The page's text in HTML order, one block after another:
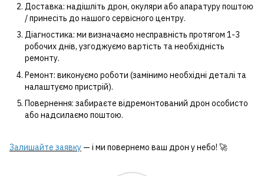
Доставка: надішліть дрон, окуляри або апаратуру поштою
/ принесіть до нашого сервісного центру.
Діагностика: ми визначаємо несправність протягом 1-3
робочих днів, узгоджуємо вартість та необхідність
ремонту.
Ремонт: виконуємо роботи (замінимо необхідні деталі та
налаштуємо пристрій).
Повернення: забираєте відремонтований дрон особисто
або надсилаємо поштою.
Залишайте заявку — і ми повернемо ваш дрон у небо! 🚀